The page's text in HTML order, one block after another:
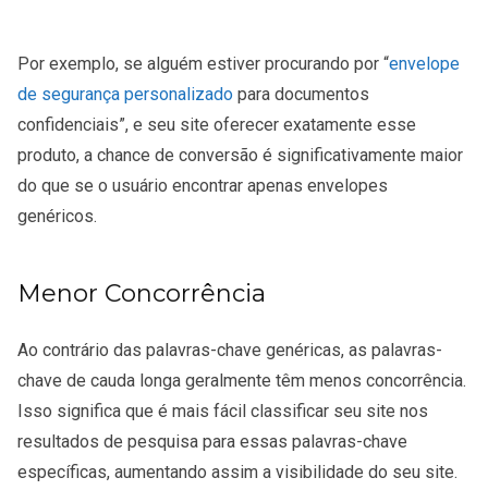
Por exemplo, se alguém estiver procurando por “envelope
de segurança personalizado para documentos
confidenciais”, e seu site oferecer exatamente esse
produto, a chance de conversão é significativamente maior
do que se o usuário encontrar apenas envelopes
genéricos.
Menor Concorrência
Ao contrário das palavras-chave genéricas, as palavras-
chave de cauda longa geralmente têm menos concorrência.
Isso significa que é mais fácil classificar seu site nos
resultados de pesquisa para essas palavras-chave
específicas, aumentando assim a visibilidade do seu site.